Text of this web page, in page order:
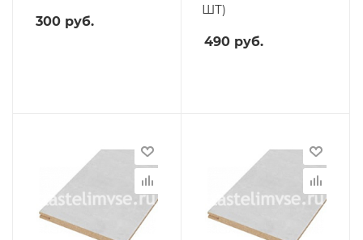
300 руб.
ШТ)
490 руб.